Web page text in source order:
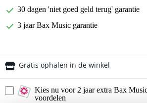
30 dagen 'niet goed geld terug' garantie
3 jaar Bax Music garantie
Gratis ophalen in de winkel
Kies nu voor 2 jaar extra Bax
voordelen